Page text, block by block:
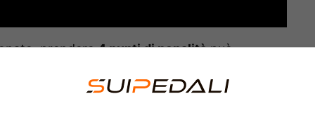
prendere4 punti di penalitàpuò
Lottare per lo scudetto può diventare
essere oggi più probabile che mai.